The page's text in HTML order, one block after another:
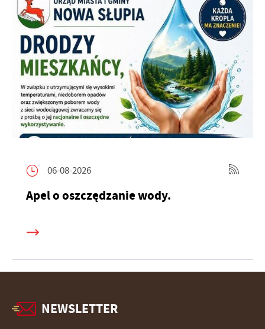
06-08-2026
Apel o oszczędzanie wody.
NEWSLETTER